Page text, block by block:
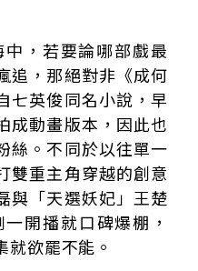
，若要論哪部戲最
追，那絕對非《成何
七英俊同名小說，早
成動畫版本，因此也
絲。不同於以往單一
雙重主角穿越的創意
與「天選妖妃」王楚
開播就口碑爆棚，
欲罷不能。